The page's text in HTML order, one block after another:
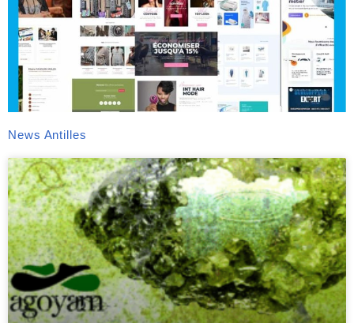
News Antilles